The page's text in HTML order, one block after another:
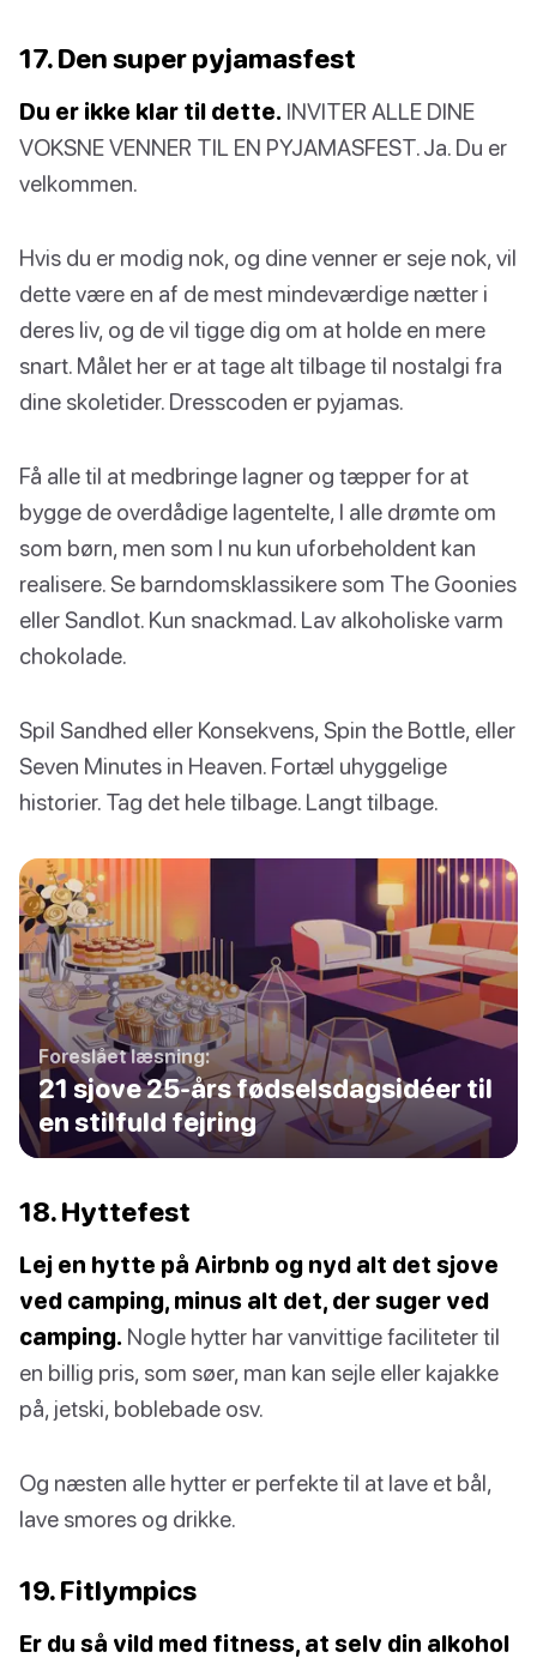
17. Den super pyjamasfest
Du er ikke klar til dette. INVITER ALLE DINE
VOKSNE VENNER TIL EN PYJAMASFEST. Ja. Du er
velkommen.
Hvis du er modig nok, og dine venner er seje nok, vil
dette være en af de mest mindeværdige nætter i
deres liv, og de vil tigge dig om at holde en mere
snart. Målet her er at tage alt tilbage til nostalgi fra
dine skoletider. Dresscoden er pyjamas.
Få alle til at medbringe lagner og tæpper for at
bygge de overdådige lagentelte, I alle drømte om
som børn, men som I nu kun uforbeholdent kan
realisere. Se barndomsklassikere som The Goonies
eller Sandlot. Kun snackmad. Lav alkoholiske varm
chokolade.
Spil Sandhed eller Konsekvens, Spin the Bottle, eller
Seven Minutes in Heaven. Fortæl uhyggelige
historier. Tag det hele tilbage. Langt tilbage.
Foreslået læsning:
21 sjove 25-års fødselsdagsidéer til
en stilfuld fejring
18. Hyttefest
Lej en hytte på Airbnb og nyd alt det sjove
ved camping, minus alt det, der suger ved
camping. Nogle hytter har vanvittige faciliteter til
en billig pris, som søer, man kan sejle eller kajakke
på, jetski, boblebade osv.
Og næsten alle hytter er perfekte til at lave et bål,
lave smores og drikke.
19. Fitlympics
Er du så vild med fitness, at selv din alkohol